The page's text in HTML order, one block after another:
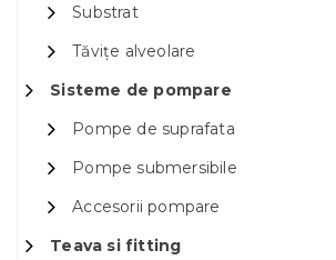
Substrat
Tăvițe alveolare
Sisteme de pompare
Pompe de suprafata
Pompe submersibile
Accesorii pompare
Teava si fitting